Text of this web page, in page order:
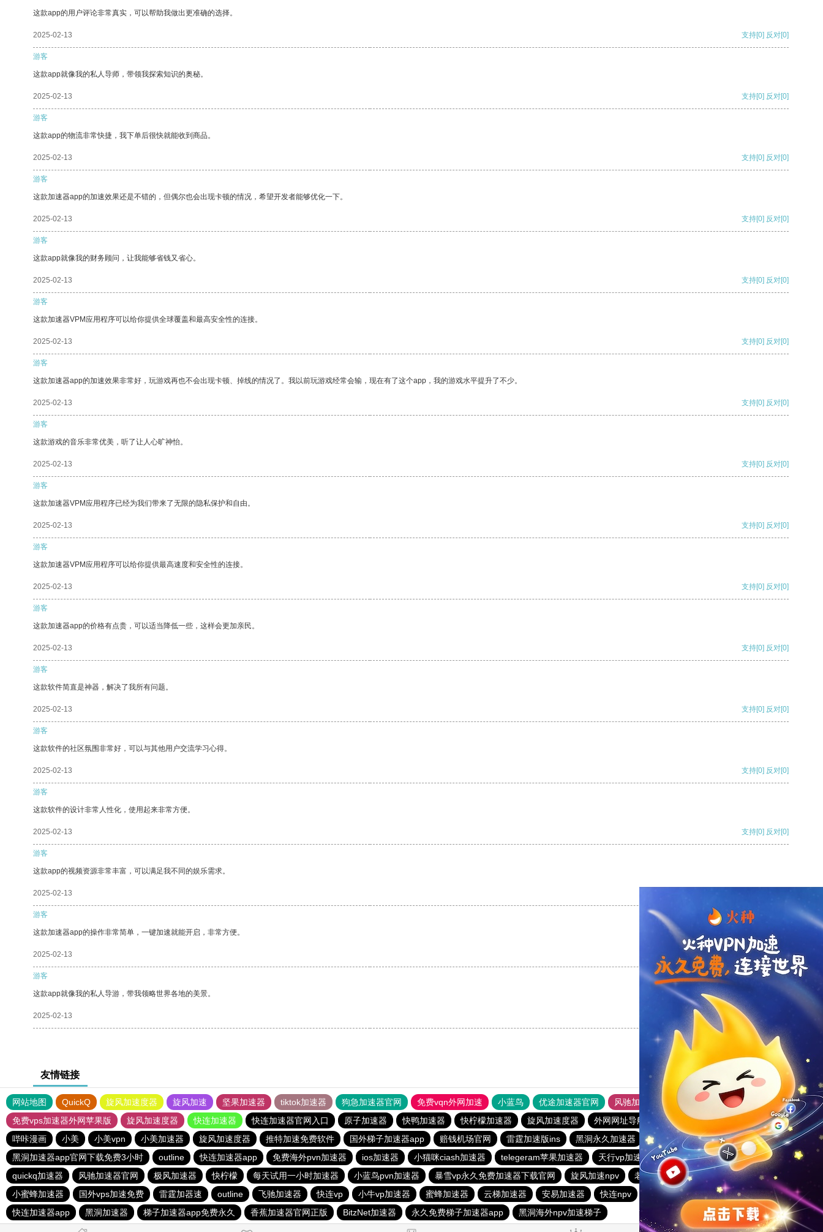
这款app的用户评论非常真实，可以帮助我做出更准确的选择。
2025-02-13 支持[0] 反对[0]
游客
这款app就像我的私人导师，带领我探索知识的奥秘。
2025-02-13 支持[0] 反对[0]
游客
这款app的物流非常快捷，我下单后很快就能收到商品。
2025-02-13 支持[0] 反对[0]
游客
这款加速器app的加速效果还是不错的，但偶尔也会出现卡顿的情况，希望开发者能够优化一下。
2025-02-13 支持[0] 反对[0]
游客
这款app就像我的财务顾问，让我能够省钱又省心。
2025-02-13 支持[0] 反对[0]
游客
这款加速器VPM应用程序可以给你提供全球覆盖和最高安全性的连接。
2025-02-13 支持[0] 反对[0]
游客
这款加速器app的加速效果非常好，玩游戏再也不会出现卡顿、掉线的情况了。我以前玩游戏经常会输，现在有了这个app，我的游戏水平提升了不少。
2025-02-13 支持[0] 反对[0]
游客
这款游戏的音乐非常优美，听了让人心旷神怡。
2025-02-13 支持[0] 反对[0]
游客
这款加速器VPM应用程序已经为我们带来了无限的隐私保护和自由。
2025-02-13 支持[0] 反对[0]
游客
这款加速器VPM应用程序可以给你提供最高速度和安全性的连接。
2025-02-13 支持[0] 反对[0]
游客
这款加速器app的价格有点贵，可以适当降低一些，这样会更加亲民。
2025-02-13 支持[0] 反对[0]
游客
这款软件简直是神器，解决了我所有问题。
2025-02-13 支持[0] 反对[0]
游客
这款软件的社区氛围非常好，可以与其他用户交流学习心得。
2025-02-13 支持[0] 反对[0]
游客
这款软件的设计非常人性化，使用起来非常方便。
2025-02-13 支持[0] 反对[0]
游客
这款app的视频资源非常丰富，可以满足我不同的娱乐需求。
2025-02-13
游客
这款加速器app的操作非常简单，一键加速就能开启，非常方便。
2025-02-13 支持 [0] 反对 [0]
游客
这款app就像我的私人导游，带我领略世界各地的美景。
2025-02-13 支持
友情链接
网站地图 QuickQ 旋风加速度器 旋风加速 坚果加速器 tiktok加速器 狗急加速器官网 免费vqn外网加速 小蓝鸟 优途加速器官网 风驰加速器
旋风加速器
免费vps加速器外网苹果版
旋风加速度器 快连加速器 快连加速器官网入口 原子加速器 快鸭加速器 快柠檬加速器 旋风加速度器 外网网址导航 软件中心 雷霆加速
狂飙加速器
哔咔漫画
小美 小美vpn 小美加速器 旋风加速度器 推特加速免费软件 国外梯子加速器app 赔钱机场官网 雷霆加速版ins 黑洞永久加速器
雷霆加器速
黑洞加速器app官网下载免费3小时
outline 快连加速器app 免费海外pvn加速器 ios加速器 小猫咪ciash加速器 telegeram苹果加速器 天行vp加速 快连vp加速器
outline
quickq加速器
风驰加速器官网 极风加速器 快柠檬 每天试用一小时加速器 小蓝鸟pvn加速器 暴雪vp永久免费加速器下载官网 旋风加速npv 老王vqn加速 老王加速器
ios加速器
小蜜蜂加速器
国外vps加速免费 雷霆加器速 outline 飞驰加速器 快连vp 小牛vp加速器 蜜蜂加速器 云梯加速器 安易加速器 快连npv 飞鱼加速器
每天试用一小时加速器
快连加速器app
黑洞加速器 梯子加速器app免费永久 香蕉加速器官网正版 BitzNet加速器 永久免费梯子加速器app 黑洞海外npv加速梯子